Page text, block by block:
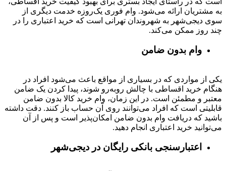
به مشتریان ارائه می‌شود. وام فوری یک‌روزه خدمت دیگری از
سوی دیجی‌شهر به شهروندان تهرانی است که خرید اعتباری را در
چند روز ممکن می‌کند.
وام بدون ضامن
یکی از مواردی که در بسیاری از مواقع باعث می‌شود افراد در
هنگام خرید اقساطی با چالش روبه‌رو شوند، پیدا کردن یک ضامن
معتبر و مطمئن است. در این زمان، وام خرید کالا بدون ضامن
قابلیتی است که افراد می‌توانند روی آن حساب باز کنند. دقت داشته
باشید که دریافت وام بدون ضامن امکان‌پذیر است و پس از آن
می‌توانید خرید اعتباری انجام دهید.
اعتبارسنجی بانکی رایگان در دیجی‌شهر